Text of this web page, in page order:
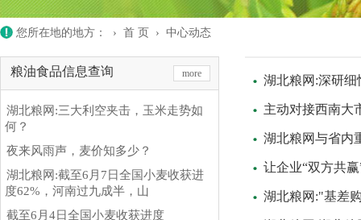
您所在地的地方： › 首 页 › 中心动态
粮油食品信息查询 more
湖北粮网:三大利空夹击，玉米走势如
何？
夜来风雨声，麦价知多少？
湖北粮网:截至6月7日全国小麦收获进
度62%，河南过九成半，山
截至6月4日全国小麦收获进度
湖北粮网:深研
主动对接西南
湖北粮网与省内
让企业“双方共
湖北粮网:"基差